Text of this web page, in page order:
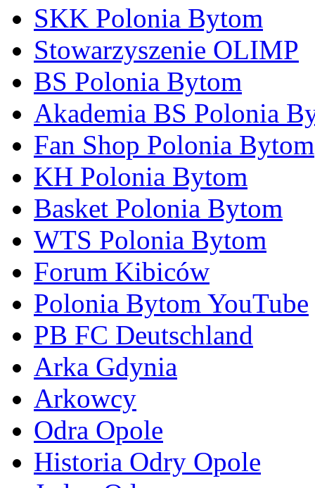
SKK Polonia Bytom
Stowarzyszenie OLIMP
BS Polonia Bytom
Akademia BS Polonia
Fan Shop Polonia Bytom
KH Polonia Bytom
Basket Polonia Bytom
WTS Polonia Bytom
Forum Kibiców
Polonia Bytom YouTube
PB FC Deutschland
Arka Gdynia
Arkowcy
Odra Opole
Historia Odry Opole